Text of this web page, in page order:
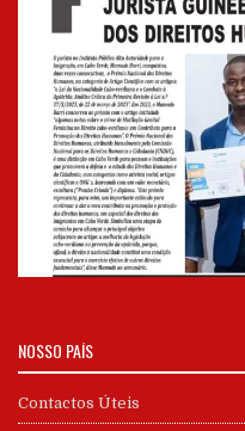
NOSSO PAÍS
Contactos Úteis